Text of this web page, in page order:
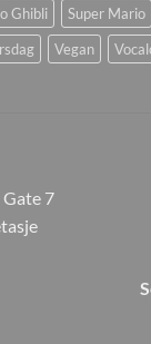
Ghibli Super Mario
Vegan
7